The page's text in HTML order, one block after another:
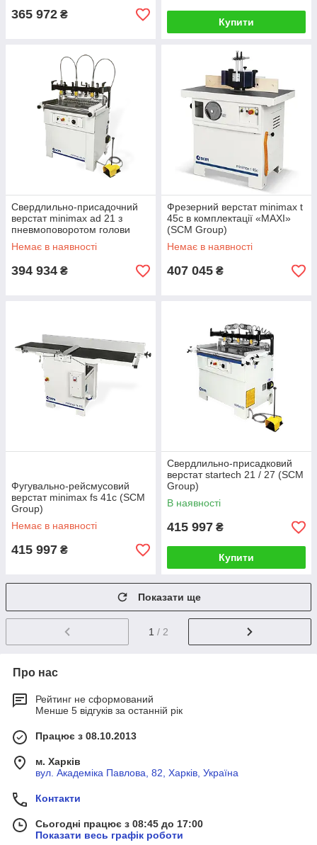
365 972 ₴
Купити
Свердлильно-присадочний
верстат minimax ad 21 з
пневмоповоротом голови
(SCM Group)
Немає в наявності
394 934 ₴
Фрезерний верстат minimax t
45c в комплектації «MAXI»
(SCM Group)
Немає в наявності
407 045 ₴
Фугувально-рейсмусовий
верстат minimax fs 41c (SCM
Group)
Немає в наявності
415 997 ₴
Свердлильно-присадковий
верстат startech 21 / 27 (SCM
Group)
В наявності
415 997 ₴
Купити
Показати ще
1 / 2
Про нас
Рейтинг не сформований
Менше 5 відгуків за останній рік
Працює з 08.10.2013
м. Харків
вул. Академіка Павлова, 82, Харків, Україна
Контакти
Сьогодні працює з 08:45 до 17:00
Показати весь графік роботи